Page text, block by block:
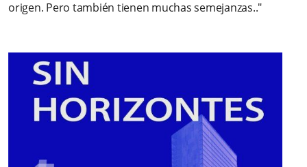
origen. Pero también tienen muchas semejanzas.."